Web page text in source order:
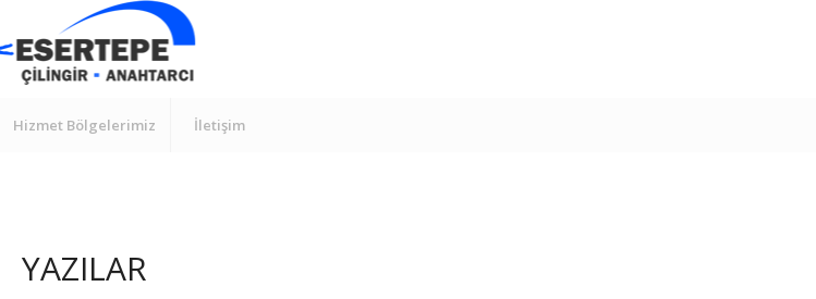
Hizmet Bölgelerimiz İletişim
YAZILAR